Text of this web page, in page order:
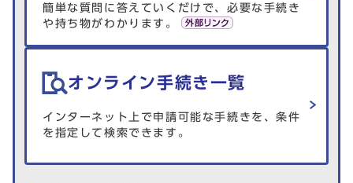
簡単な質問に答えていくだけで、必要な手続き
や持ち物がわかります。
オンライン手続き一覧
インターネット上で申請可能な手続きを、条件
を指定して検索できます。